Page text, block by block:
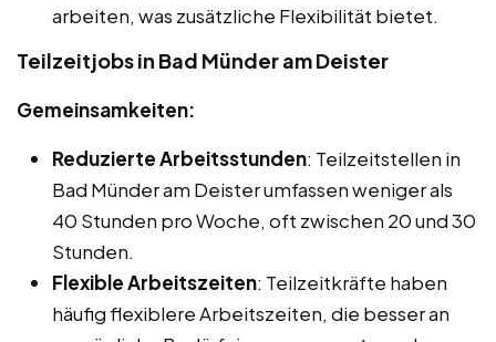
arbeiten, was zusätzliche Flexibilität bietet.
Teilzeitjobs in Bad Münder am Deister
Gemeinsamkeiten:
Reduzierte Arbeitsstunden: Teilzeitstellen in
Bad Münder am Deister umfassen weniger als
40 Stunden pro Woche, oft zwischen 20 und 30
Stunden.
Flexible Arbeitszeiten: Teilzeitkräfte haben
häufig flexiblere Arbeitszeiten, die besser an